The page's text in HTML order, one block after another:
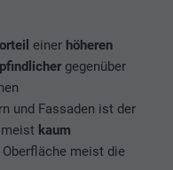
einer höheren
gegenüber
und Fassaden ist der
kaum
meist die